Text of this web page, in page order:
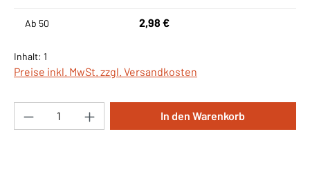
Ab 50 2,98 €
Inhalt: 1
Preise inkl. MwSt. zzgl. Versandkosten
Produkt Anzahl: Gib den gewünschten
In den Warenkorb